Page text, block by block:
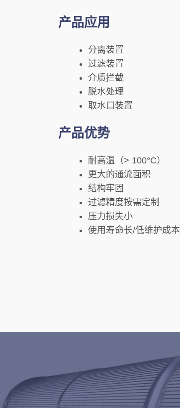
产品应用
分离装置
过滤装置
介质拦截
脱水处理
取水口装置
产品优势
耐高温（> 100°C）
更大的通流面积
结构牢固
过滤精度按需定制
压力损失小
使用寿命长/低维护成本